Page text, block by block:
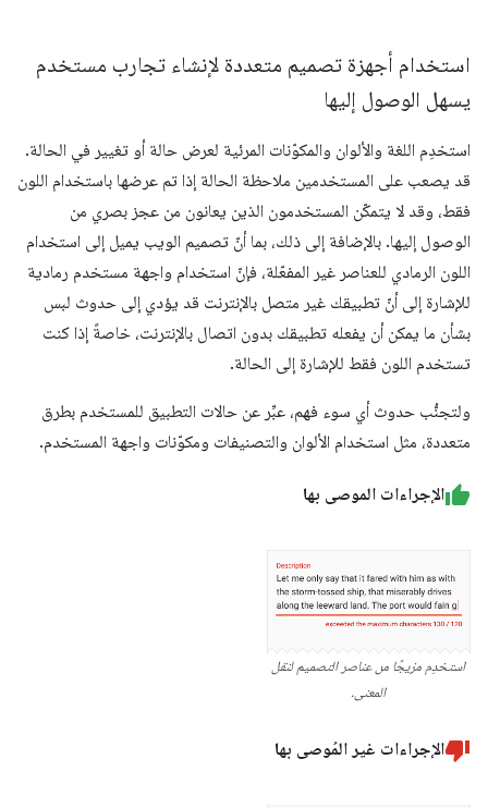
استخدام أجهزة تصميم متعددة لإنشاء تجارب مستخدم
يسهل الوصول إليها
استخدِم اللغة والألوان والمكوّنات المرئية لعرض حالة أو تغيير في الحالة.
قد يصعب على المستخدمين ملاحظة الحالة إذا تم عرضها باستخدام اللون
فقط، وقد لا يتمكّن المستخدمون الذين يعانون من عجز بصري من
الوصول إليها. بالإضافة إلى ذلك، بما أنّ تصميم الويب يميل إلى استخدام
اللون الرمادي للعناصر غير المفعّلة، فإنّ استخدام واجهة مستخدم رمادية
للإشارة إلى أنّ تطبيقك غير متصل بالإنترنت قد يؤدي إلى حدوث لبس
بشأن ما يمكن أن يفعله تطبيقك بدون اتصال بالإنترنت، خاصةً إذا كنت
تستخدم اللون فقط للإشارة إلى الحالة.
ولتجنُّب حدوث أي سوء فهم، عبِّر عن حالات التطبيق للمستخدم بطرق
متعددة، مثل استخدام الألوان والتصنيفات ومكوّنات واجهة المستخدم.
الإجراءات الموصى بها
استخدِم مزيجًا من عناصر التصميم لنقل
المعنى.
الإجراءات غير المُوصى بها